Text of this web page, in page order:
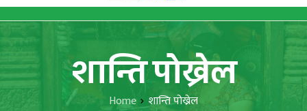
शान्ति पोख्रेल
Home शान्ति पोख्रेल